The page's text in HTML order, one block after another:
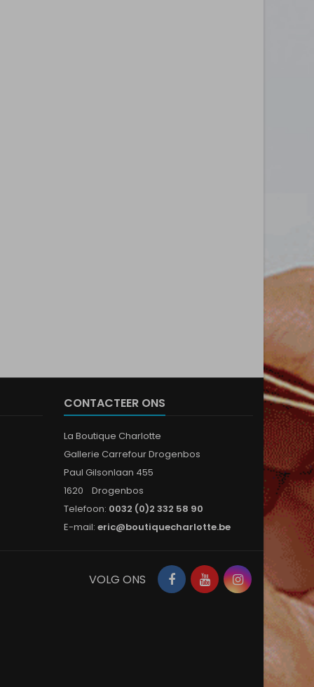
CONTACTEER ONS
La Boutique Charlotte
Gallerie Carrefour Drogenbos
Paul Gilsonlaan 455
1620 Drogenbos
Telefoon: 0032 (0)2 332 58 90
E-mail: eric@boutiquecharlotte.be
FacebookYouTubeInstagram
VOLG ONS